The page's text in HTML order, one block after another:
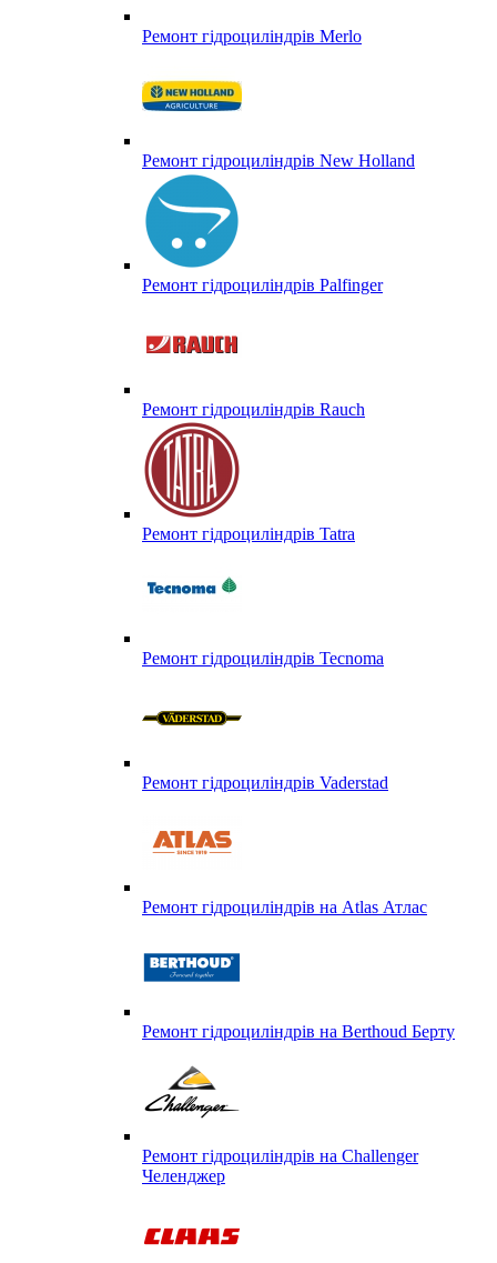
Ремонт гідроциліндрів Merlo
Ремонт гідроциліндрів New Holland
Ремонт гідроциліндрів Palfinger
Ремонт гідроциліндрів Rauch
Ремонт гідроциліндрів Tatra
Ремонт гідроциліндрів Tecnoma
Ремонт гідроциліндрів Vaderstad
Ремонт гідроциліндрів на Atlas Атлас
Ремонт гідроциліндрів на Berthoud Берту
Ремонт гідроциліндрів на Challenger
Челенджер